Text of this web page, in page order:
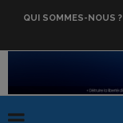
QUI SOMMES-NOUS ?